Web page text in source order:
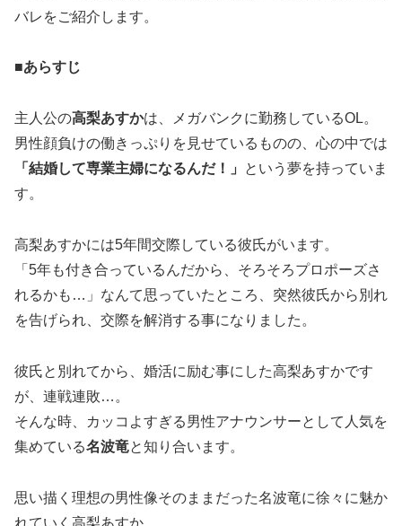
バレをご紹介します。
■あらすじ
主人公の高梨あすかは、メガバンクに勤務しているOL。
男性顔負けの働きっぷりを見せているものの、心の中では
「結婚して専業主婦になるんだ！」
という夢を持っていま
す。
高梨あすかには5年間交際している彼氏がいます。
「5年も付き合っているんだから、そろそろプロポーズさ
れるかも…」なんて思っていたところ、突然彼氏から別れ
を告げられ、交際を解消する事になりました。
彼氏と別れてから、婚活に励む事にした高梨あすかです
が、連戦連敗…。
そんな時、カッコよすぎる男性アナウンサーとして人気を
集めている名波竜と知り合います。
思い描く理想の男性像そのままだった名波竜に徐々に魅か
れていく高梨あすか。